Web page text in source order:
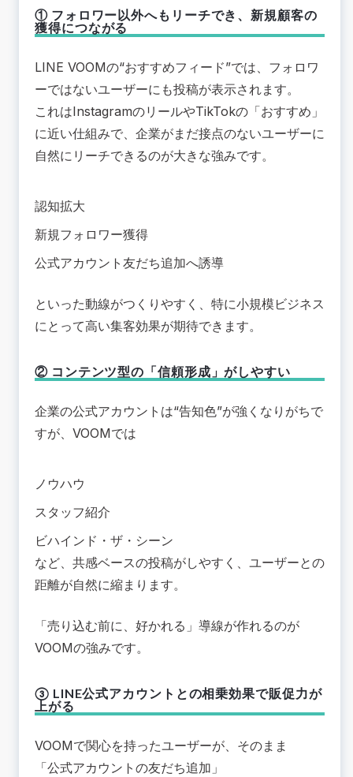
① フォロワー以外へもリーチでき、新規顧客の
獲得につながる
LINE VOOMの“おすすめフィード”では、フォロワ
ーではないユーザーにも投稿が表示されます。
これはInstagramのリールやTikTokの「おすすめ」
に近い仕組みで、企業がまだ接点のないユーザーに
自然にリーチできるのが大きな強みです。
認知拡大
新規フォロワー獲得
公式アカウント友だち追加へ誘導
といった動線がつくりやすく、特に小規模ビジネス
にとって高い集客効果が期待できます。
② コンテンツ型の「信頼形成」がしやすい
企業の公式アカウントは“告知色”が強くなりがちで
すが、VOOMでは
ノウハウ
スタッフ紹介
ビハインド・ザ・シーン
など、共感ベースの投稿がしやすく、ユーザーとの
距離が自然に縮まります。
「売り込む前に、好かれる」導線が作れるのが
VOOMの強みです。
③ LINE公式アカウントとの相乗効果で販促力が
上がる
VOOMで関心を持ったユーザーが、そのまま
「公式アカウントの友だち追加」